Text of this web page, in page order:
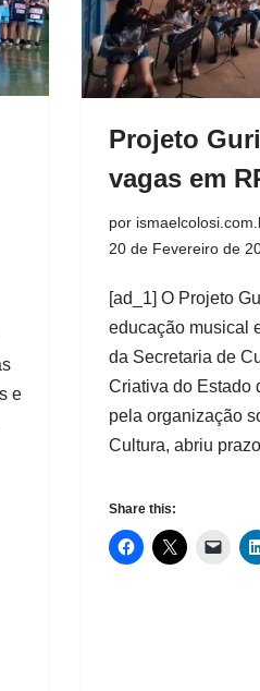
e
Projeto
vagas em
por
20 de Fevereiro de
[ad_1] O Projeto
educação musical
da Secretaria de
Criativa do Estado
pela organização
Cultura, abriu
Share this: